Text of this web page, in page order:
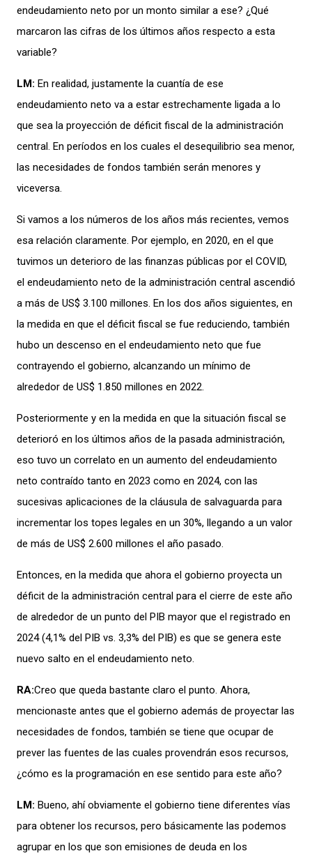
endeudamiento neto por un monto similar a ese? ¿Qué
marcaron las cifras de los últimos años respecto a esta
variable?
LM: En realidad, justamente la cuantía de ese
endeudamiento neto va a estar estrechamente ligada a lo
que sea la proyección de déficit fiscal de la administración
central. En períodos en los cuales el desequilibrio sea menor,
las necesidades de fondos también serán menores y
viceversa.
Si vamos a los números de los años más recientes, vemos
esa relación claramente. Por ejemplo, en 2020, en el que
tuvimos un deterioro de las finanzas públicas por el COVID,
el endeudamiento neto de la administración central ascendió
a más de US$ 3.100 millones. En los dos años siguientes, en
la medida en que el déficit fiscal se fue reduciendo, también
hubo un descenso en el endeudamiento neto que fue
contrayendo el gobierno, alcanzando un mínimo de
alrededor de US$ 1.850 millones en 2022.
Posteriormente y en la medida en que la situación fiscal se
deterioró en los últimos años de la pasada administración,
eso tuvo un correlato en un aumento del endeudamiento
neto contraído tanto en 2023 como en 2024, con las
sucesivas aplicaciones de la cláusula de salvaguarda para
incrementar los topes legales en un 30%, llegando a un valor
de más de US$ 2.600 millones el año pasado.
Entonces, en la medida que ahora el gobierno proyecta un
déficit de la administración central para el cierre de este año
de alrededor de un punto del PIB mayor que el registrado en
2024 (4,1% del PIB vs. 3,3% del PIB) es que se genera este
nuevo salto en el endeudamiento neto.
RA:Creo que queda bastante claro el punto. Ahora,
mencionaste antes que el gobierno además de proyectar las
necesidades de fondos, también se tiene que ocupar de
prever las fuentes de las cuales provendrán esos recursos,
¿cómo es la programación en ese sentido para este año?
LM: Bueno, ahí obviamente el gobierno tiene diferentes vías
para obtener los recursos, pero básicamente las podemos
agrupar en los que son emisiones de deuda en los